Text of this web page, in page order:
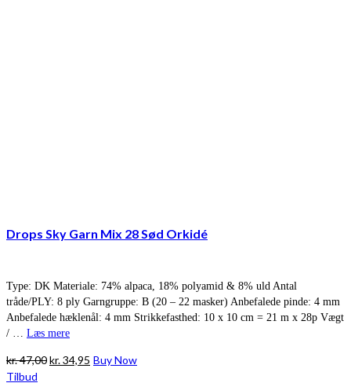
Drops Sky Garn Mix 28 Sød Orkidé
Type: DK Materiale: 74% alpaca, 18% polyamid & 8% uld Antal
tråde/PLY: 8 ply Garngruppe: B (20 – 22 masker) Anbefalede pinde: 4 mm
Anbefalede hæklenål: 4 mm Strikkefasthed: 10 x 10 cm = 21 m x 28p Vægt
/ … Læs mere
kr.47,00Den
kr.34,95 Den
Buy Now
Tilbud